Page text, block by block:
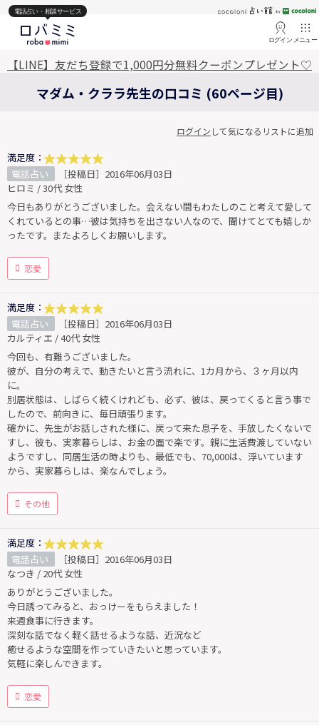
電話占い・相談サービス
ログイン メニュー
【LINE】友だち登録で1,000円分無料クーポンプレゼント♡
マダム・クララ先生の口コミ (60ページ目)
ログイン して気になるリストに追加
満足度：
電話占い
［投稿日］2016年06月03日
ヒロミ / 30代 女性
今日もありがとうございました。会えない間もわたしのこと考えて愛して
くれているとの事…彼は気持ちを出さない人なので、聞けてとても嬉しか
ったです。またよろしくお願いします。
恋愛
満足度：
電話占い
［投稿日］2016年06月03日
カルティエ / 40代 女性
今回も、有難うございました。
彼が、自分の考えで、動きたいと言う流れに、1カ月から、３ヶ月以内
に。
別居状態は、しばらく続くけれども、必ず、彼は、戻ってくると言う事で
したので、前向きに、毎日頑張ります。
確かに、先生がお話しされた様に、戻って来た息子を、手放したくないで
すし、彼も、実家暮らしは、お金の面で楽です。親に生活費渡していない
ようですし、同居生活の時よりも、最低でも、70,000は、浮いています
から、実家暮らしは、楽なんでしょう。
その他
満足度：
電話占い
［投稿日］2016年06月03日
なつき / 20代 女性
ありがとうございました。
今日誘ってみると、おっけーをもらえました！
来週食事に行きます。
深刻な話でなく軽く話せるような話、近況など
癒せるような空間を作っていきたいと思っています。
気軽に楽しんできます。
恋愛